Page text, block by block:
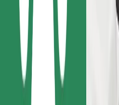
Bolt Food
Para propietarios de flota
Para restaurantes
Bolt para empresas
Proveedores